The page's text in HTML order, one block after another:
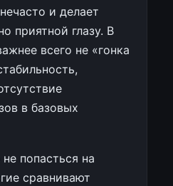
и делает
приятной глазу. В
всего не «гонка
в базовых
попасться на
сравнивают